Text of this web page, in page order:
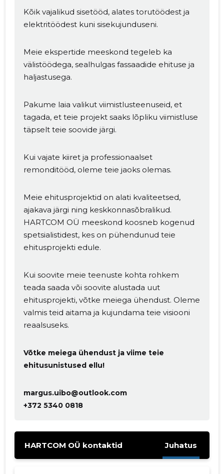
Kõik vajalikud sisetööd, alates torutöödest ja
elektritöödest kuni sisekujunduseni.
Meie ekspertide meeskond tegeleb ka
välistöödega, sealhulgas fassaadide ehituse ja
haljastusega.
Pakume laia valikut viimistlusteenuseid, et
tagada, et teie projekt saaks lõpliku viimistluse
täpselt teie soovide järgi.
Kui vajate kiiret ja professionaalset
remonditööd, oleme teie jaoks olemas.
Meie ehitusprojektid on alati kvaliteetsed,
ajakava järgi ning keskkonnasõbralikud.
HARTCOM OÜ meeskond koosneb kogenud
spetsialistidest, kes on pühendunud teie
ehitusprojekti edule.
Kui soovite meie teenuste kohta rohkem
teada saada või soovite alustada uut
ehitusprojekti, võtke meiega ühendust. Oleme
valmis teid aitama ja kujundama teie visiooni
reaalsuseks.
Võtke meiega ühendust ja viime teie
ehitusunistused ellu!
margus.uibo@outlook.com
+372 5340 0818
HARTCOM OÜ kontaktid Juhatus
Muuda pildi
MUUDA